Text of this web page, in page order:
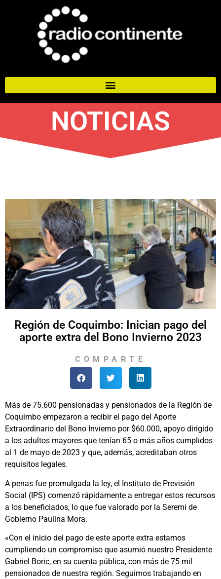
NOTICIAS
Región de Coquimbo: Inician pago del
aporte extra del Bono Invierno 2023
COMPARTE
Más de 75.600 pensionadas y pensionados de la Región de
Coquimbo empezaron a recibir el pago del Aporte
Extraordinario del Bono Invierno por $60.000, apoyo dirigido
a los adultos mayores que tenían 65 o más años cumplidos
al 1 de mayo de 2023 y que, además, acreditaban otros
requisitos legales.
A penas fue promulgada la ley, el Instituto de Previsión
Social (IPS) comenzó rápidamente a entregar estos recursos
a los beneficiados, lo que fue valorado por la Seremi de
Gobierno Paulina Mora.
«Con el inicio del pago de este aporte extra estamos
cumpliendo un compromiso que asumió nuestro Presidente
Gabriel Boric, en su cuenta pública, con más de 75 mil
pensionados de nuestra región. Seguimos trabajando en